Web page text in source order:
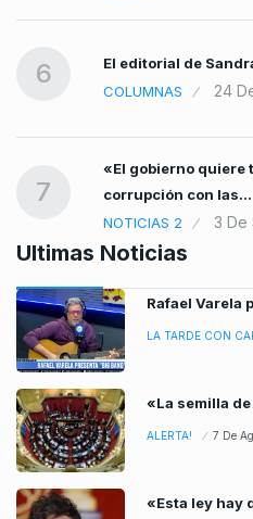
6
El editorial de
COLUMNAS
24
7
«El gobierno quiere
corrupción con las…
NOTICIAS 2
3 De
Ultimas Noticias
Rafael Varela
LA TARDE CON
«La semilla
ALERTA! 7 De
«Esta ley hay